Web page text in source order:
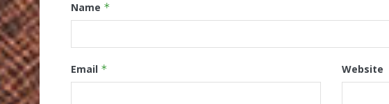
Name *
Email * Website